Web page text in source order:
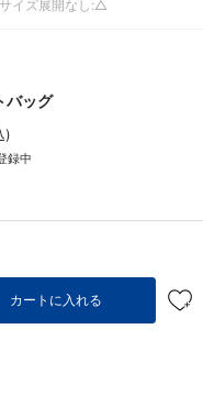
サイズ展開なし:△
バッグ
)
録中
カートに入れる